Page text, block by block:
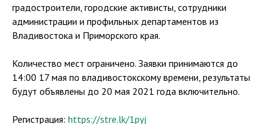
градостроители, городские активисты, сотрудники
администрации и профильных департаментов из
Владивостока и Приморского края.
Количество мест ограничено. Заявки принимаются до
14:00 17 мая по владивостокскому времени, результаты
будут объявлены до 20 мая 2021 года включительно.
Регистрация: https://stre.lk/1pyj